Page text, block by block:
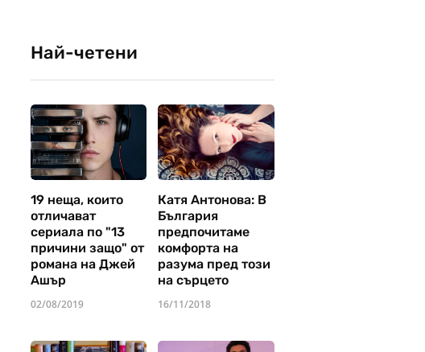
Най-четени
19 неща, които
отличават
сериала по "13
причини защо" от
романа на Джей
Ашър
02/08/2019
Катя Антонова: В
България
предпочитаме
комфорта на
разума пред този
на сърцето
16/11/2018